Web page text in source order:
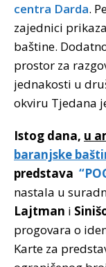
centra Darda.
zajednici
baštine.
prostor za
jednakosti u
okviru Tjedana
Istog dana, u
baranjske
predstava
nastala u
Lajtman i
progovara o
Karte za